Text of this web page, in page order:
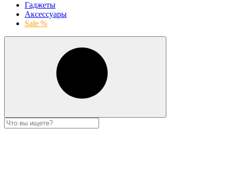
Гаджеты
Аксессуары
Sale %